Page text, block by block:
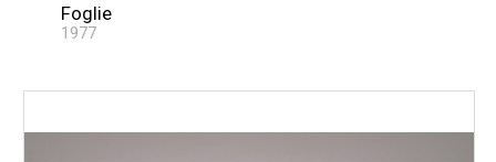
Foglie
1977